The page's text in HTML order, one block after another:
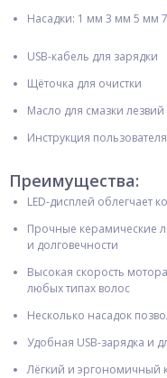
Насадки: 1 мм 3 мм 5 мм
USB-кабель для зарядки
Щёточка для очистки
Масло для смазки лезвий
Инструкция пользователя
Преимущества:
LED-дисплей облегчает
Прочные керамические
и долговечности
Высокая скорость
любых типах волос
Несколько насадок
Удобная USB-зарядка и
Лёгкий и эргономичный